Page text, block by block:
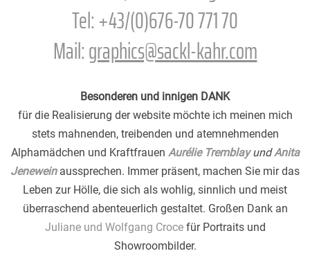
Tel: +43/(0)676-70 771 70
Mail:graphics@sackl-kahr.com
Besonderen und innigen DANK
für die Realisierung der website möchte ich meinen mich
stets mahnenden, treibenden und atemnehmenden
Alphamädchen und Kraftfrauen Aurélie Tremblay und Anita
Jeneweinaussprechen. Immer präsent, machen Sie mir das
Leben zur Hölle, die sich als wohlig, sinnlich und meist
überraschend abenteuerlich gestaltet. Großen Dank an
Juliane und Wolfgang Crocefür Portraits und
Showroombilder.